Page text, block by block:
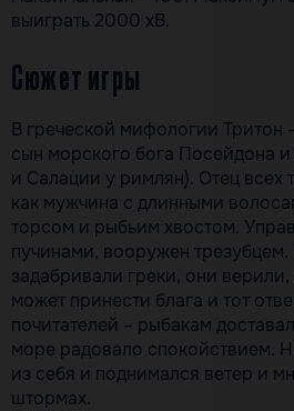
выиграть 2000 хВ.
Сюжет игры
В греческой мифологии Тритон
сын морского бога Посейдона
и Салации у римлян). Отец всех
как мужчина с длинными
торсом и рыбьим хвостом.
пучинами, вооружен трезубцем.
задабривали греки, они
может принести блага и тот
почитателей – рыбакам
море радовало спокойствием.
из себя и поднимался ветер и
штормах.